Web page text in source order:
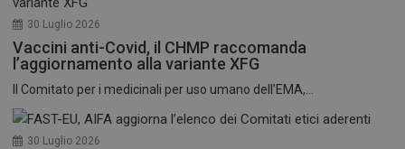
30 Luglio 2026
Vaccini anti-Covid, il CHMP raccomanda
l’aggiornamento alla variante XFG
Il Comitato per i medicinali per uso umano dell’EMA,...
30 Luglio 2026